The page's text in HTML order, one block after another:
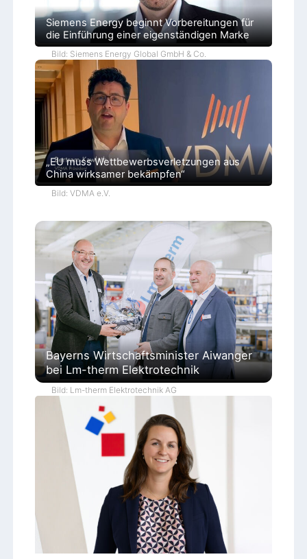
w
e
n
d
u
n
g
e
n
Siemens Energy beginnt Vorbereitungen für
die Einführung einer eigenständigen Marke
Bild: Siemens Energy Global GmbH & Co.
„EU muss Wettbewerbsverletzungen aus
China wirksamer bekämpfen“
Bild: VDMA e.V.
Bayerns Wirtschaftsminister Aiwanger
bei Lm-therm Elektrotechnik
Bild: Lm-therm Elektrotechnik AG